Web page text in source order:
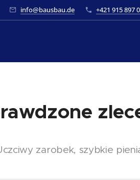
info@bausbau.de +421 915 897
zarobek, szybkie